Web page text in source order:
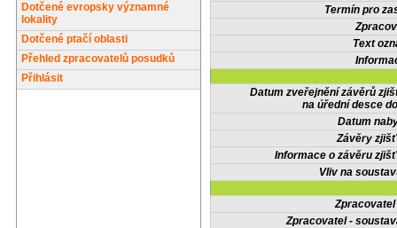
Dotčené evropsky významné
lokality
Dotčené ptačí oblasti
Přehled zpracovatelů posudků
Přihlásit
Termín pro
Text
Datum zveřejnění závěrů
na úřední desce
Datum
Závěry
Informace o závěru
Vliv na
Zpracovatel -